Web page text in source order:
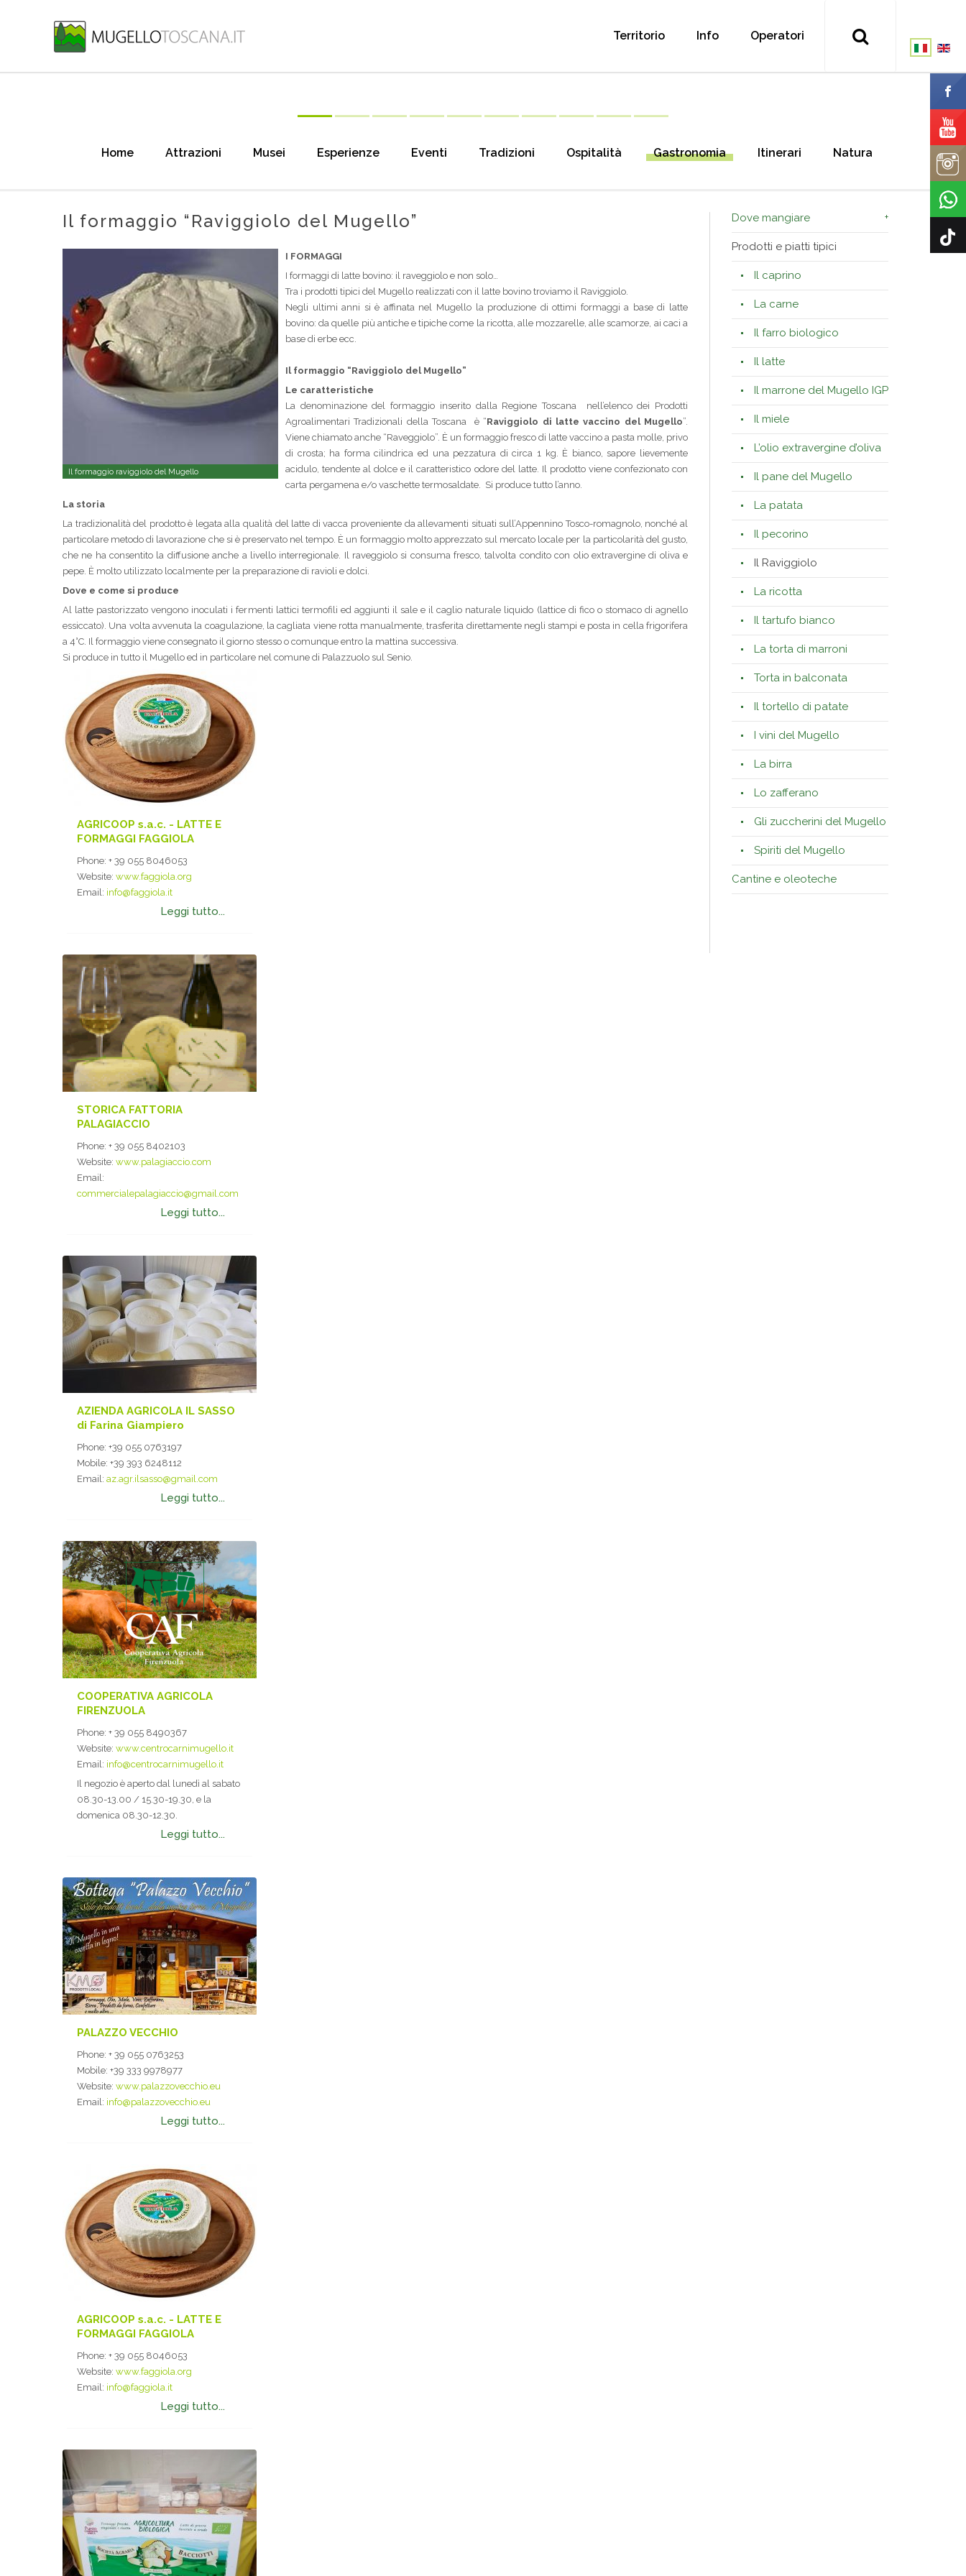
Territorio Info Operatori
Home Attrazioni Musei Esperienze Eventi Tradizioni Ospitalità Gastronomia Itinerari Natura
Il formaggio “Raviggiolo del Mugello”
Il formaggio raviggiolo del Mugello
I FORMAGGI
I formaggi di latte bovino: il raveggiolo e non solo…
Tra i prodotti tipici del Mugello realizzati con il latte bovino troviamo il Raviggiolo.
Negli ultimi anni si è affinata nel Mugello la produzione di ottimi formaggi a base di latte
bovino: da quelle più antiche e tipiche come la ricotta, alle mozzarelle, alle scamorze, ai caci a
base di erbe ecc.
Il formaggio “Raviggiolo del Mugello”
Le caratteristiche
La denominazione del formaggio inserito dalla Regione Toscana nell’elenco dei Prodotti
Agroalimentari Tradizionali della Toscana è “Raviggiolo di latte vaccino del Mugello”.
Viene chiamato anche “Raveggiolo”. È un formaggio fresco di latte vaccino a pasta molle, privo
di crosta; ha forma cilindrica ed una pezzatura di circa 1 kg. È bianco, sapore lievemente
acidulo, tendente al dolce e il caratteristico odore del latte. Il prodotto viene confezionato con
carta pergamena e/o vaschette termosaldate. Si produce tutto l’anno.
La storia
La tradizionalità del prodotto è legata alla qualità del latte di vacca proveniente da allevamenti situati sull’Appennino Tosco-romagnolo, nonché al
particolare metodo di lavorazione che si è preservato nel tempo. È un formaggio molto apprezzato sul mercato locale per la particolarità del gusto,
che ne ha consentito la diffusione anche a livello interregionale. Il raveggiolo si consuma fresco, talvolta condito con olio extravergine di oliva e
pepe. È molto utilizzato localmente per la preparazione di ravioli e dolci.
Dove e come si produce
Al latte pastorizzato vengono inoculati i fermenti lattici termofili ed aggiunti il sale e il caglio naturale liquido (lattice di fico o stomaco di agnello
essiccato). Una volta avvenuta la coagulazione, la cagliata viene rotta manualmente, trasferita direttamente negli stampi e posta in cella frigorifera
a 4°C. Il formaggio viene consegnato il giorno stesso o comunque entro la mattina successiva.
Si produce in tutto il Mugello ed in particolare nel comune di Palazzuolo sul Senio.
AGRICOOP s.a.c. - LATTE E
FORMAGGI FAGGIOLA
Phone: + 39 055 8046053
Website: www.faggiola.org
Email: info@faggiola.it
Leggi tutto...
STORICA FATTORIA
PALAGIACCIO
Phone: + 39 055 8402103
Website: www.palagiaccio.com
Email:
commercialepalagiaccio@gmail.com
Leggi tutto...
AZIENDA AGRICOLA IL SASSO
di Farina Giampiero
Phone: +39 055 0763197
Mobile: +39 393 6248112
Email: az.agr.ilsasso@gmail.com
Leggi tutto...
COOPERATIVA AGRICOLA
FIRENZUOLA
Phone: + 39 055 8490367
Website: www.centrocarnimugello.it
Email: info@centrocarnimugello.it
Il negozio è aperto dal lunedì al sabato
08.30-13.00 / 15.30-19.30, e la
domenica 08.30-12.30.
Leggi tutto...
PALAZZO VECCHIO
Phone: + 39 055 0763253
Mobile: +39 333 9978977
Website: www.palazzovecchio.eu
Email: info@palazzovecchio.eu
Leggi tutto...
AGRICOOP s.a.c. - LATTE E
FORMAGGI FAGGIOLA
Phone: + 39 055 8046053
Website: www.faggiola.org
Email: info@faggiola.it
Leggi tutto...
Dove mangiare
Prodotti e piatti tipici
Il caprino
La carne
Il farro biologico
Il latte
Il marrone del Mugello IGP
Il miele
L’olio extravergine d’oliva
Il pane del Mugello
La patata
Il pecorino
Il Raviggiolo
La ricotta
Il tartufo bianco
La torta di marroni
Torta in balconata
Il tortello di patate
I vini del Mugello
La birra
Lo zafferano
Gli zuccherini del Mugello
Spiriti del Mugello
Cantine e oleoteche